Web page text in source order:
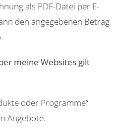
als PDF-Datei per E-
den angegebenen Betrag
meine Websites gilt
oder Programme“
Angebote.